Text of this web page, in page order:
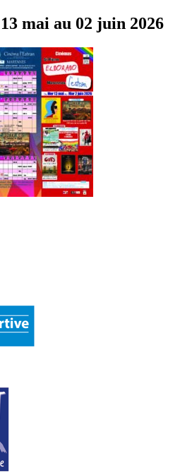
mai au 02 juin 2026